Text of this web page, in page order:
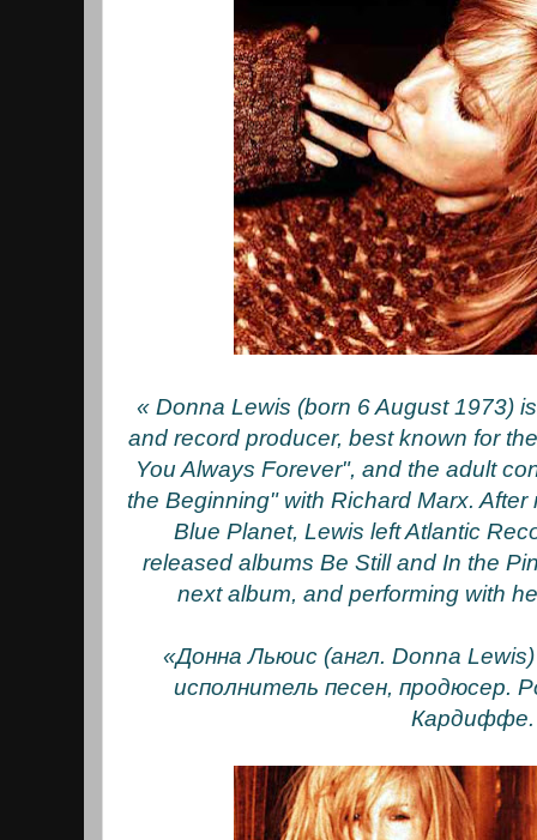
« Donna Lewis (born 6 August 1973)
and record producer, best known for
You Always Forever", and the adult
the Beginning" with Richard Marx.
Blue Planet, Lewis left Atlantic
released albums Be Still and In the
next album, and performing with
«Донна Льюис (англ. Donna
исполнитель песен, продюсер.
Кардиффе.